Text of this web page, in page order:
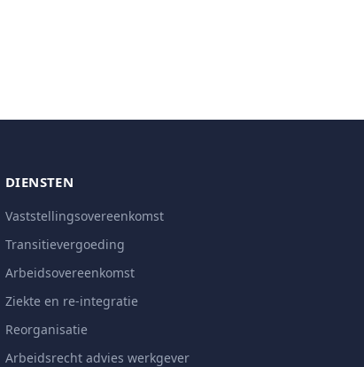
DIENSTEN
Vaststellingsovereenkomst
Transitievergoeding
Arbeidsovereenkomst
Ziekte en re-integratie
Reorganisatie
Arbeidsrecht advies werkgever